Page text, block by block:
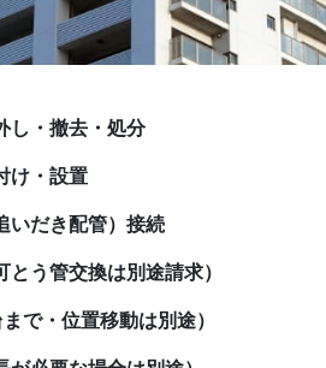
し・撤去・処分
け・設置
いだき配管）接続
う管交換は別途請求）
で・位置移動は別途）